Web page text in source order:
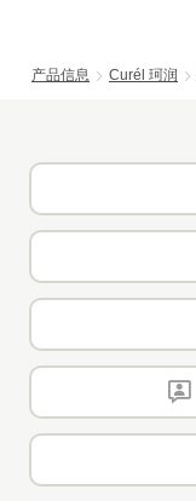
产品信息 Curél 珂润